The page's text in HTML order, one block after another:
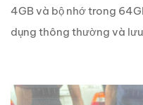
4GB và bộ nhớ trong
dụng thông thường và